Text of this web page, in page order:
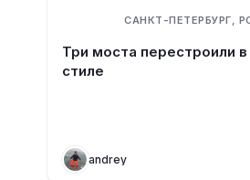
САНКТ-ПЕТЕРБУРГ,
Три моста перестроили
стиле
andrey